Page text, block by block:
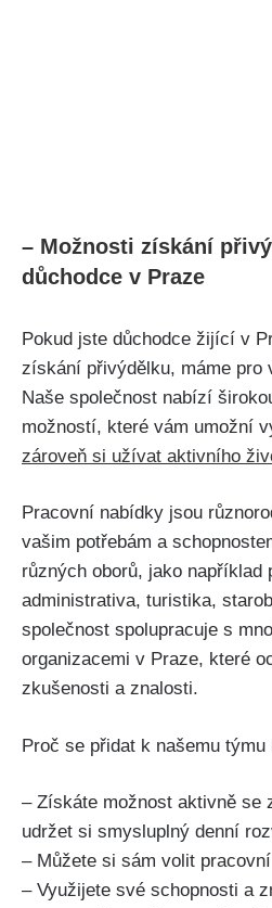
– Možnosti získání
důchodce v Praze
Pokud jste důchodce žijící v
získání přivýdělku, máme pro
Naše společnost nabízí
možností, které vám umožní
zároveň si užívat aktivního
Pracovní nabídky jsou
vašim potřebám a
různých oborů, jako například
administrativa, turistika,
společnost spolupracuje s
organizacemi v Praze, které
zkušenosti a znalosti.
Proč se přidat k našemu týmu
– Získáte možnost aktivně se
udržet si smysluplný denní
– Můžete si sám volit
– Využijete své schopnosti a